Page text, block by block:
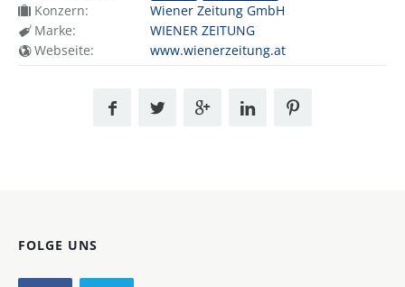
Konzern:
Wiener Zeitung GmbH
Marke:
WIENER ZEITUNG
Webseite:
www.wienerzeitung.at
FOLGE UNS